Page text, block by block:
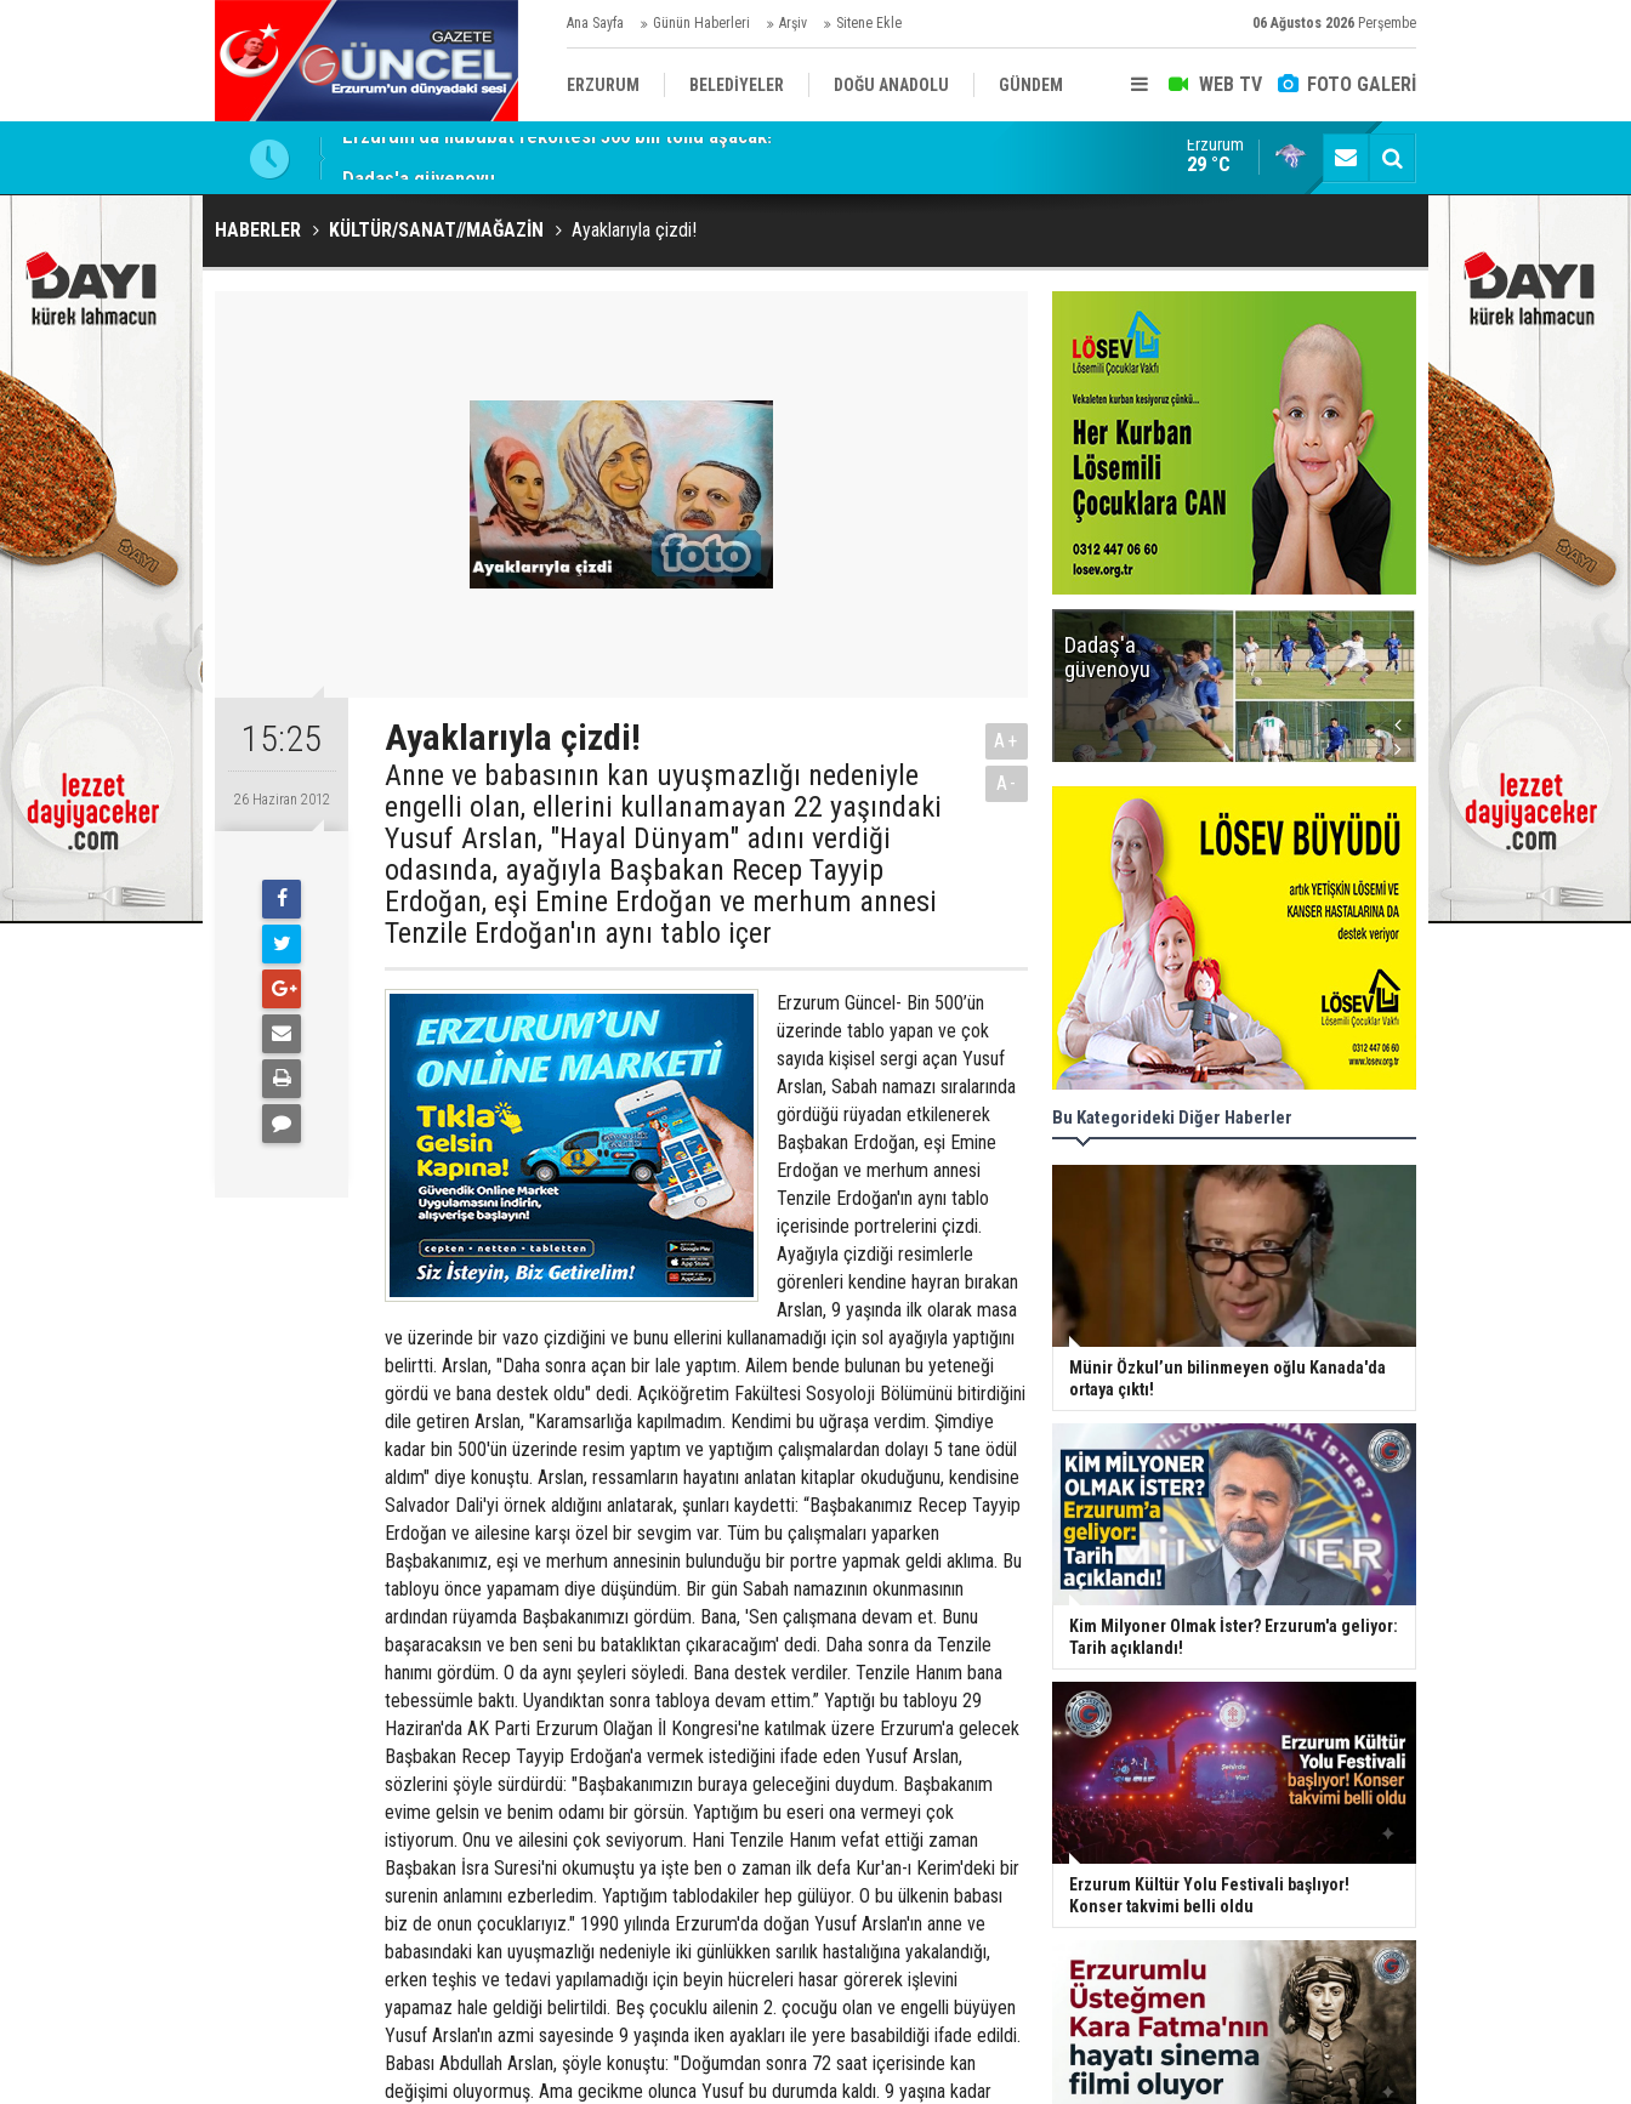
Ana Sayfa Günün Haberleri Arşiv Sitene Ekle 06 Ağustos 2026 Perşembe
WEB TV FOTO GALERİ
ERZURUM BELEDİYELER DOĞU ANADOLU GÜNDEM
KÜLTÜR/SANAT//MAĞAZİN
Murat Ağırel'den çarpıcı kulis bilgisi: AKP'nin
Erzurum
29 °C
HABERLER KÜLTÜR/SANAT//MAĞAZİN Ayaklarıyla çizdi!
15:25
26 Haziran 2012
Ayaklarıyla çizdi!
Anne ve babasının kan uyuşmazlığı nedeniyle
engelli olan, ellerini kullanamayan 22 yaşındaki
Yusuf Arslan, "Hayal Dünyam" adını verdiği
odasında, ayağıyla Başbakan Recep Tayyip
Erdoğan, eşi Emine Erdoğan ve merhum annesi
Tenzile Erdoğan'ın aynı tablo içer
A+
A-
Erzurum Güncel- Bin 500’ün
üzerinde tablo yapan ve çok
sayıda kişisel sergi açan Yusuf
Arslan, Sabah namazı sıralarında
gördüğü rüyadan etkilenerek
Başbakan Erdoğan, eşi Emine
Erdoğan ve merhum annesi
Tenzile Erdoğan'ın aynı tablo
içerisinde portrelerini çizdi.
Ayağıyla çizdiği resimlerle
görenleri kendine hayran bırakan
Arslan, 9 yaşında ilk olarak masa
ve üzerinde bir vazo çizdiğini ve bunu ellerini kullanamadığı için sol ayağıyla yaptığını
belirtti. Arslan, "Daha sonra açan bir lale yaptım. Ailem bende bulunan bu yeteneği
gördü ve bana destek oldu" dedi. Açıköğretim Fakültesi Sosyoloji Bölümünü bitirdiğini
dile getiren Arslan, "Karamsarlığa kapılmadım. Kendimi bu uğraşa verdim. Şimdiye
kadar bin 500'ün üzerinde resim yaptım ve yaptığım çalışmalardan dolayı 5 tane ödül
aldım" diye konuştu. Arslan, ressamların hayatını anlatan kitaplar okuduğunu, kendisine
Salvador Dali'yi örnek aldığını anlatarak, şunları kaydetti: “Başbakanımız Recep Tayyip
Erdoğan ve ailesine karşı özel bir sevgim var. Tüm bu çalışmaları yaparken
Başbakanımız, eşi ve merhum annesinin bulunduğu bir portre yapmak geldi aklıma. Bu
tabloyu önce yapamam diye düşündüm. Bir gün Sabah namazının okunmasının
ardından rüyamda Başbakanımızı gördüm. Bana, 'Sen çalışmana devam et. Bunu
başaracaksın ve ben seni bu bataklıktan çıkaracağım' dedi. Daha sonra da Tenzile
hanımı gördüm. O da aynı şeyleri söyledi. Bana destek verdiler. Tenzile Hanım bana
tebessümle baktı. Uyandıktan sonra tabloya devam ettim.” Yaptığı bu tabloyu 29
Haziran'da AK Parti Erzurum Olağan İl Kongresi'ne katılmak üzere Erzurum'a gelecek
Başbakan Recep Tayyip Erdoğan'a vermek istediğini ifade eden Yusuf Arslan,
sözlerini şöyle sürdürdü: "Başbakanımızın buraya geleceğini duydum. Başbakanım
evime gelsin ve benim odamı bir görsün. Yaptığım bu eseri ona vermeyi çok
istiyorum. Onu ve ailesini çok seviyorum. Hani Tenzile Hanım vefat ettiği zaman
Başbakan İsra Suresi'ni okumuştu ya işte ben o zaman ilk defa Kur'an-ı Kerim'deki bir
surenin anlamını ezberledim. Yaptığım tablodakiler hep gülüyor. O bu ülkenin babası
biz de onun çocuklarıyız." 1990 yılında Erzurum'da doğan Yusuf Arslan'ın anne ve
babasındaki kan uyuşmazlığı nedeniyle iki günlükken sarılık hastalığına yakalandığı,
erken teşhis ve tedavi yapılamadığı için beyin hücreleri hasar görerek işlevini
yapamaz hale geldiği belirtildi. Beş çocuklu ailenin 2. çocuğu olan ve engelli büyüyen
Yusuf Arslan'ın azmi sayesinde 9 yaşında iken ayakları ile yere basabildiği ifade edildi.
Babası Abdullah Arslan, şöyle konuştu: "Doğumdan sonra 72 saat içerisinde kan
değişimi oluyormuş. Ama gecikme olunca Yusuf bu durumda kaldı. 9 yaşına kadar
Dadaş'a
güvenoyu
stadyum
teşekkürü
Bu Kategorideki Diğer Haberler
Münir Özkul’un bilinmeyen oğlu Kanada'da
ortaya çıktı!
Kim Milyoner Olmak İster? Erzurum'a geliyor:
Tarih açıklandı!
Erzurum Kültür Yolu Festivali başlıyor!
Konser takvimi belli oldu